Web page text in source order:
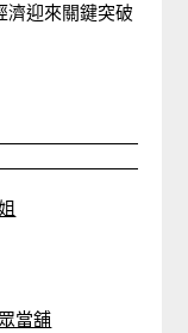
濟迎來關鍵突破
當舖